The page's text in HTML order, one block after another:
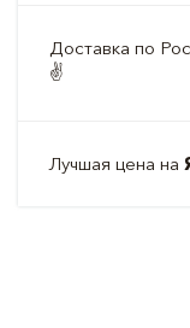
Доставка по
✌️
Лучшая цена на